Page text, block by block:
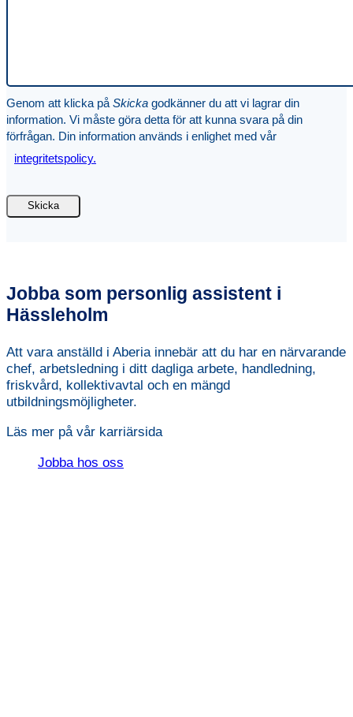
Genom att klicka på Skicka godkänner du att vi lagrar din
information. Vi måste göra detta för att kunna svara på din
förfrågan. Din information används i enlighet med vår
integritetspolicy.
Jobba som personlig assistent i
Hässleholm
Att vara anställd i Aberia innebär att du har en närvarande
chef, arbetsledning i ditt dagliga arbete, handledning,
friskvård, kollektivavtal och en mängd
utbildningsmöjligheter.
Läs mer på vår karriärsida
Jobba hos oss